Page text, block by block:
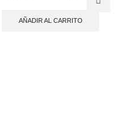
AÑADIR AL CARRITO